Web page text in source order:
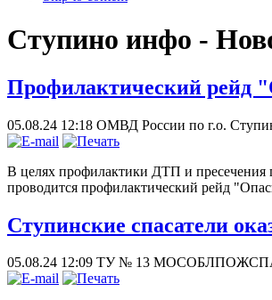
Ступино инфо -
Профилактический рейд
05.08.24 12:18 ОМВД России по г.о.
В целях профилактики ДТП и пресечения
проводится профилактический рейд
Ступинские спасатели
05.08.24 12:09 ТУ № 13